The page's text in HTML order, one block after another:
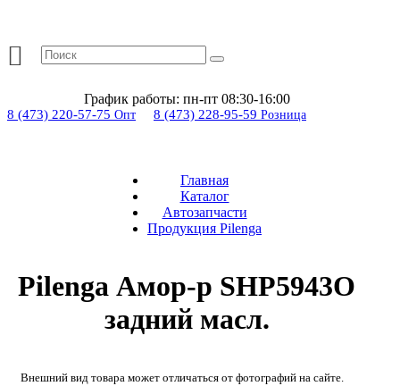
График работы: пн-пт 08:30-16:00
8 (473) 220-57-75 Опт 8 (473) 228-95-59 Розница
Главная
Каталог
Автозапчасти
Продукция Pilenga
Pilenga Амор-р SHP5943O
задний масл.
Внешний вид товара может отличаться от фотографий на сайте.